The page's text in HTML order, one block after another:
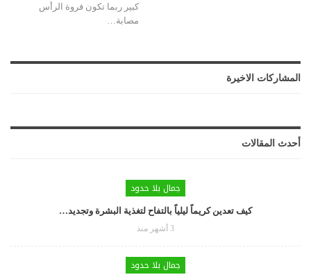
كبير ربما تكون فروة الرأس
مصابة…
المشاركات الاخيرة
أحدث المقالات
جمال بلا حدود
كيف تعدين كريماً ليلياً بالتفاح لتغذية البشرة وتجديد…
3 أشهر منذ
جمال بلا حدود